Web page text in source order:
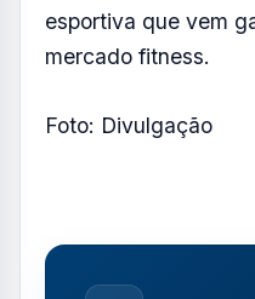
esportiva que vem
mercado fitness.
Foto: Divulgação